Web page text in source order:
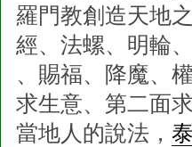
羅門教創造天地
經、法螺、明輪
、賜福、降魔、
求生意、第二面
當地人的說法，